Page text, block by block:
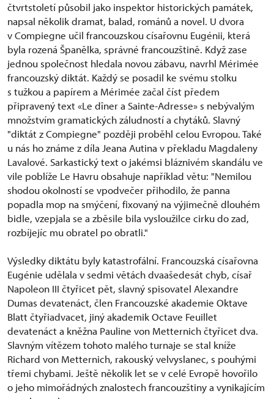
čtvrtstoletí působil jako inspektor historických památek,
napsal několik dramat, balad, románů a novel. U dvora
v Compiegne učil francouzskou císařovnu Eugénii, která
byla rozená Španělka, správné francouzštině. Když zase
jednou společnost hledala novou zábavu, navrhl Mérimée
francouzský diktát. Každý se posadil ke svému stolku
s tužkou a papírem a Mérimée začal číst předem
připravený text «Le dîner a Sainte-Adresse» s nebývalým
množstvím gramatických záludností a chytáků. Slavný
"diktát z Compiegne" později proběhl celou Evropou. Také
u nás ho známe z díla Jeana Autina v překladu Magdaleny
Lavalové. Sarkastický text o jakémsi bláznivém skandálu ve
vile poblíže Le Havru obsahuje například větu: "Nemilou
shodou okolností se vpodvečer přihodilo, že panna
popadla mop na smýčení, fixovaný na výjimečně dlouhém
bidle, vzepjala se a zběsile bila vysloužilce cirku do zad,
rozbíjejíc mu obratel po obratli."
Výsledky diktátu byly katastrofální. Francouzská císařovna
Eugénie udělala v sedmi větách dvaašedesát chyb, císař
Napoleon III čtyřicet pět, slavný spisovatel Alexandre
Dumas devatenáct, člen Francouzské akademie Oktave
Blatt čtyřiadvacet, jiný akademik Octave Feuillet
devatenáct a kněžna Pauline von Metternich čtyřicet dva.
Slavným vítězem tohoto malého turnaje se stal kníže
Richard von Metternich, rakouský velvyslanec, s pouhými
třemi chybami. Ještě několik let se v celé Evropě hovořilo
o jeho mimořádných znalostech francouzštiny a vynikajícím